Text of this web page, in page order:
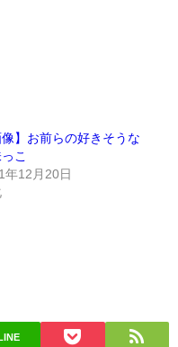
像】お前らの好きそうな
こ
年12月20日